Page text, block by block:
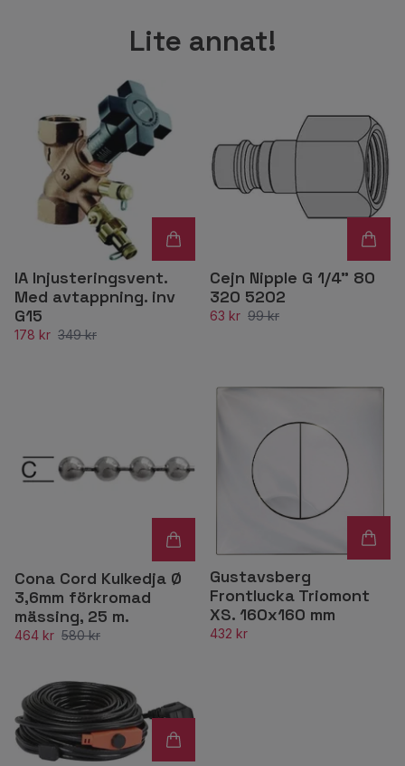
Lite annat!
IA Injusteringsvent.
Med avtappning. inv
G15
178 kr 349 kr
Cejn Nipple G 1/4" 80
320 5202
63 kr 99 kr
Cona Cord Kulkedja Ø
3,6mm förkromad
mässing, 25 m.
464 kr 580 kr
Gustavsberg
Frontlucka Triomont
XS. 160x160 mm
432 kr